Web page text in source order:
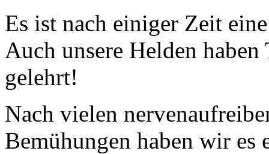
Es ist nach einiger Zeit
Auch unsere Helden
gelehrt!
Nach vielen
Bemühungen haben wir es